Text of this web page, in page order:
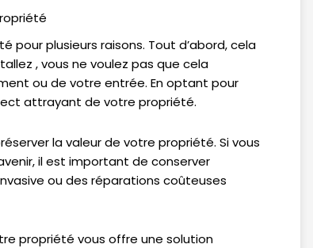
pour plusieurs raisons. Tout d’abord, cela
, vous ne voulez pas que cela
ou de votre entrée. En optant pour
attrayant de votre propriété.
la valeur de votre propriété. Si vous
il est important de conserver
ou des réparations coûteuses
propriété vous offre une solution